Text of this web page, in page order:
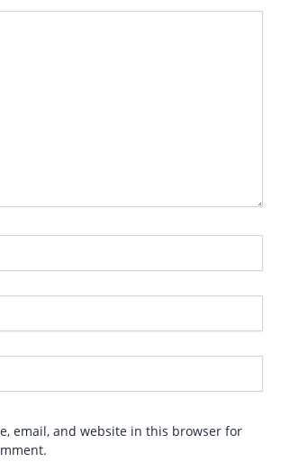
email, and website in this browser for